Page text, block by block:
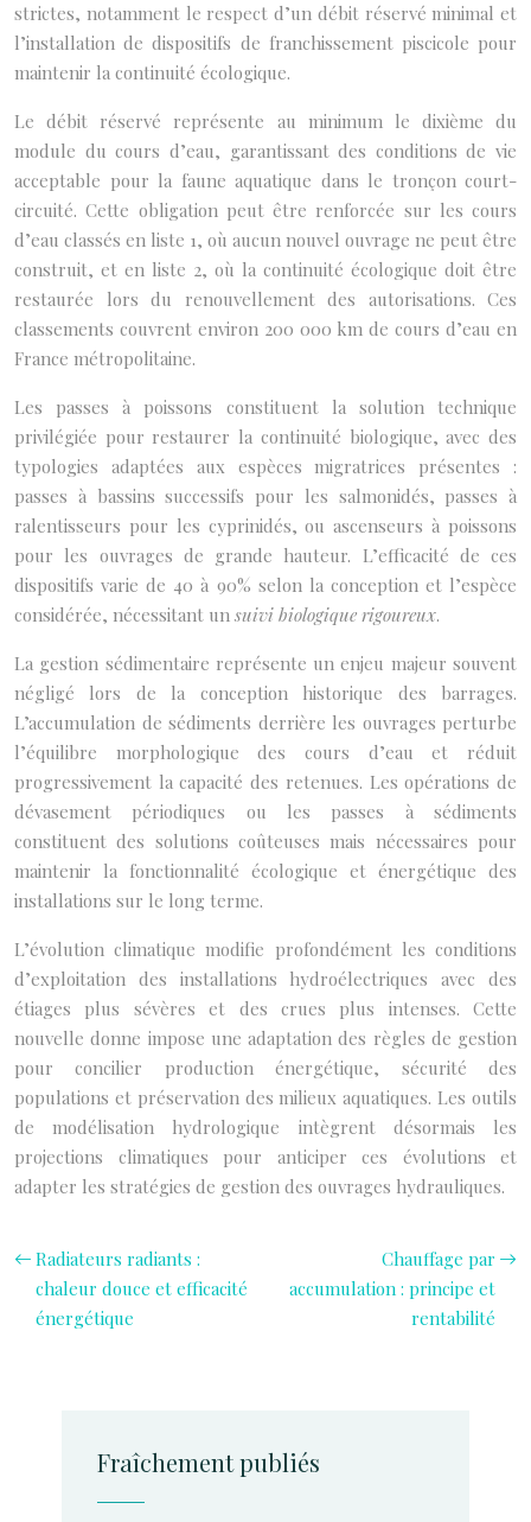
strictes, notamment le respect d’un débit réservé minimal et
l’installation de dispositifs de franchissement piscicole pour
maintenir la continuité écologique.
Le débit réservé représente au minimum le dixième du
module du cours d’eau, garantissant des conditions de vie
acceptable pour la faune aquatique dans le tronçon court-
circuité. Cette obligation peut être renforcée sur les cours
d’eau classés en liste 1, où aucun nouvel ouvrage ne peut être
construit, et en liste 2, où la continuité écologique doit être
restaurée lors du renouvellement des autorisations. Ces
classements couvrent environ 200 000 km de cours d’eau en
France métropolitaine.
Les passes à poissons constituent la solution technique
privilégiée pour restaurer la continuité biologique, avec des
typologies adaptées aux espèces migratrices présentes :
passes à bassins successifs pour les salmonidés, passes à
ralentisseurs pour les cyprinidés, ou ascenseurs à poissons
pour les ouvrages de grande hauteur. L’efficacité de ces
dispositifs varie de 40 à 90% selon la conception et l’espèce
considérée, nécessitant un suivi biologique rigoureux.
La gestion sédimentaire représente un enjeu majeur souvent
négligé lors de la conception historique des barrages.
L’accumulation de sédiments derrière les ouvrages perturbe
l’équilibre morphologique des cours d’eau et réduit
progressivement la capacité des retenues. Les opérations de
dévasement périodiques ou les passes à sédiments
constituent des solutions coûteuses mais nécessaires pour
maintenir la fonctionnalité écologique et énergétique des
installations sur le long terme.
L’évolution climatique modifie profondément les conditions
d’exploitation des installations hydroélectriques avec des
étiages plus sévères et des crues plus intenses. Cette
nouvelle donne impose une adaptation des règles de gestion
pour concilier production énergétique, sécurité des
populations et préservation des milieux aquatiques. Les outils
de modélisation hydrologique intègrent désormais les
projections climatiques pour anticiper ces évolutions et
adapter les stratégies de gestion des ouvrages hydrauliques.
Radiateurs radiants :
chaleur douce et efficacité
énergétique
Chauffage par
accumulation : principe et
rentabilité
Fraîchement publiés